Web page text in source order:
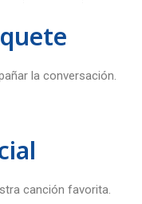
la conversación.
canción favorita.